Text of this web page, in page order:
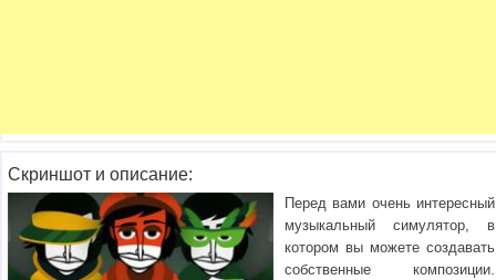
Скриншот и описание:
Перед вами очень интересный
музыкальный симулятор, в
котором вы можете создавать
собственные композиции.